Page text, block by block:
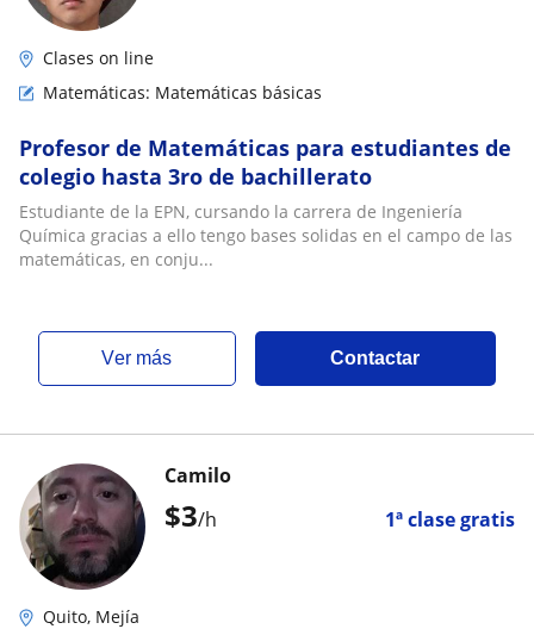
Clases on line
Matemáticas: Matemáticas básicas
Profesor de Matemáticas para estudiantes de
colegio hasta 3ro de bachillerato
Estudiante de la EPN, cursando la carrera de Ingeniería
Química gracias a ello tengo bases solidas en el campo de las
matemáticas, en conju...
ver más Contactar
$3/h 1ª clase gratis
Camilo
Quito, Mejía